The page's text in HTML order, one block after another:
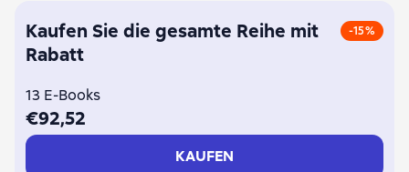
Kaufen Sie die gesamte Reihe mit
Rabatt
-15%
13 E-Books
€92,52
KAUFEN